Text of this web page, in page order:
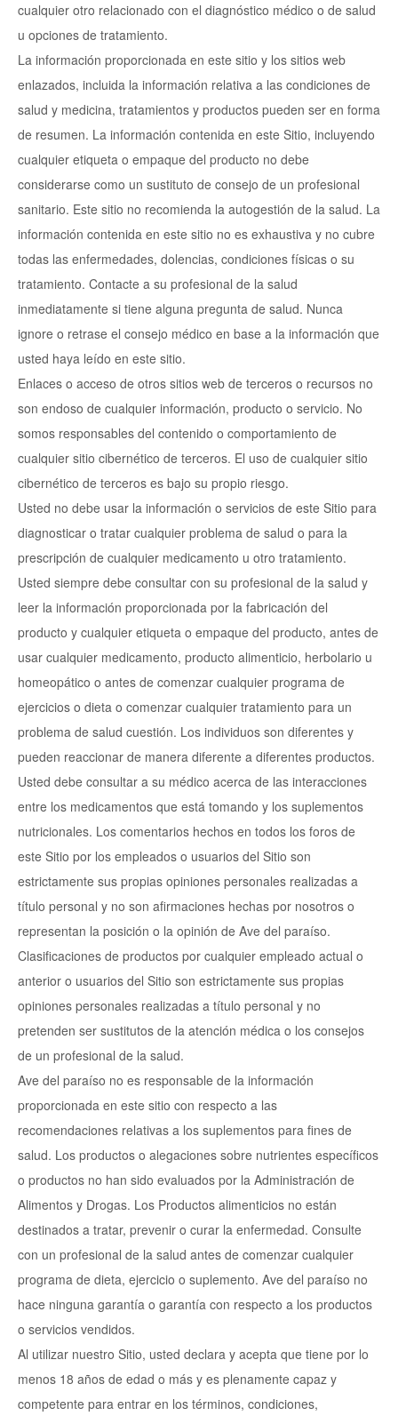
cualquier otro relacionado con el diagnóstico médico o de salud
u opciones de tratamiento.
La información proporcionada en este sitio y los sitios web
enlazados, incluida la información relativa a las condiciones de
salud y medicina, tratamientos y productos pueden ser en forma
de resumen. La información contenida en este Sitio, incluyendo
cualquier etiqueta o empaque del producto no debe
considerarse como un sustituto de consejo de un profesional
sanitario. Este sitio no recomienda la autogestión de la salud. La
información contenida en este sitio no es exhaustiva y no cubre
todas las enfermedades, dolencias, condiciones físicas o su
tratamiento. Contacte a su profesional de la salud
inmediatamente si tiene alguna pregunta de salud. Nunca
ignore o retrase el consejo médico en base a la información que
usted haya leído en este sitio.
Enlaces o acceso de otros sitios web de terceros o recursos no
son endoso de cualquier información, producto o servicio. No
somos responsables del contenido o comportamiento de
cualquier sitio cibernético de terceros. El uso de cualquier sitio
cibernético de terceros es bajo su propio riesgo.
Usted no debe usar la información o servicios de este Sitio para
diagnosticar o tratar cualquier problema de salud o para la
prescripción de cualquier medicamento u otro tratamiento.
Usted siempre debe consultar con su profesional de la salud y
leer la información proporcionada por la fabricación del
producto y cualquier etiqueta o empaque del producto, antes de
usar cualquier medicamento, producto alimenticio, herbolario u
homeopático o antes de comenzar cualquier programa de
ejercicios o dieta o comenzar cualquier tratamiento para un
problema de salud cuestión. Los individuos son diferentes y
pueden reaccionar de manera diferente a diferentes productos.
Usted debe consultar a su médico acerca de las interacciones
entre los medicamentos que está tomando y los suplementos
nutricionales. Los comentarios hechos en todos los foros de
este Sitio por los empleados o usuarios del Sitio son
estrictamente sus propias opiniones personales realizadas a
título personal y no son afirmaciones hechas por nosotros o
representan la posición o la opinión de Ave del paraíso.
Clasificaciones de productos por cualquier empleado actual o
anterior o usuarios del Sitio son estrictamente sus propias
opiniones personales realizadas a título personal y no
pretenden ser sustitutos de la atención médica o los consejos
de un profesional de la salud.
Ave del paraíso no es responsable de la información
proporcionada en este sitio con respecto a las
recomendaciones relativas a los suplementos para fines de
salud. Los productos o alegaciones sobre nutrientes específicos
o productos no han sido evaluados por la Administración de
Alimentos y Drogas. Los Productos alimenticios no están
destinados a tratar, prevenir o curar la enfermedad. Consulte
con un profesional de la salud antes de comenzar cualquier
programa de dieta, ejercicio o suplemento. Ave del paraíso no
hace ninguna garantía o garantía con respecto a los productos
o servicios vendidos.
Al utilizar nuestro Sitio, usted declara y acepta que tiene por lo
menos 18 años de edad o más y es plenamente capaz y
competente para entrar en los términos, condiciones,